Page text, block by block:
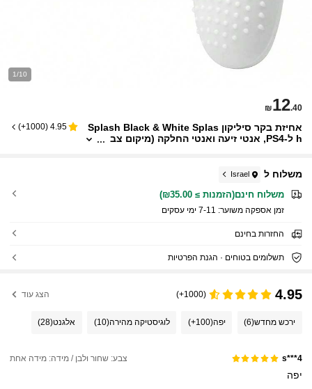
1/10
₪12.40
אחיזת בקר סיליקון Splash Black & White Splas
h ל-PS4, אנטי זיעה ואנטי החלקה (מיקום צב
4.95
(
1000+
)
משלוח ל Israel
משלוח חינם(הזמנות ≥ ₪35.00)
זמן אספקה ​​משוער: 7-11 ימי עסקים
החזרות בחינם
תשלומים בטוחים · הגנת הפרטיות
4.95
(1000+) הצג עוד
ירכש מחדש(6) יפה(100+) לוגיסטיקה מהירה(10) אלגנט(28)
s***4 צבע: שחור ולבן / מידה: מידה אחת
יפה